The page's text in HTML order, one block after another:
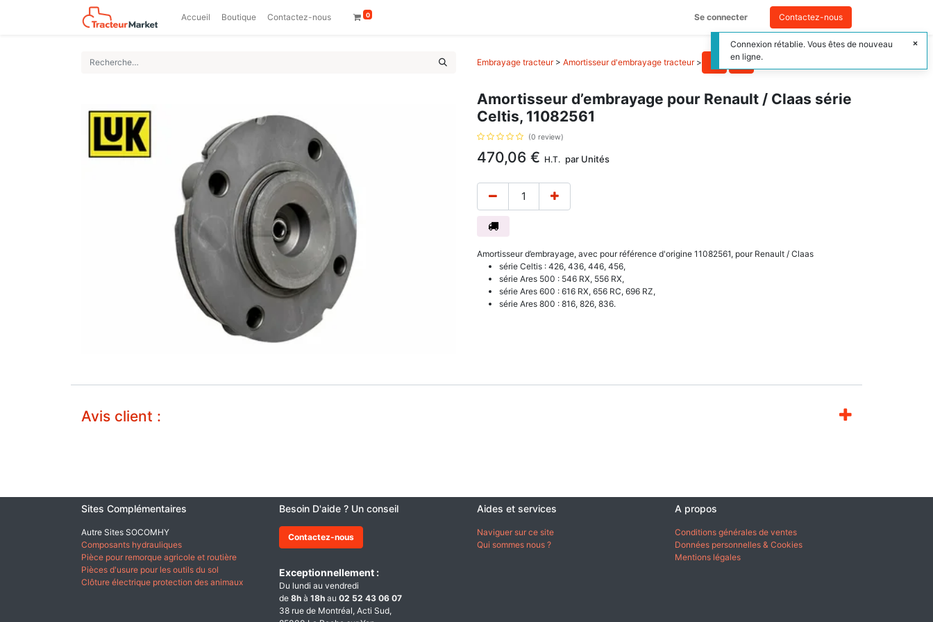
Accueil Boutique Contactez-nous 0 Se connecter Contactez-nous
Embrayage tracteur> Amortisseur d'embrayage tracteur>
Amortisseur d’embrayage pour Renault / Claas série
Celtis, 11082561
(0 review)
470,06 € H.T. par Unités
Amortisseur d’embrayage, avec pour référence d'origine 11082561, pour Renault / Claas
série Celtis : 426, 436, 446, 456,
série Ares 500 : 546 RX, 556 RX,
série Ares 600 : 616 RX, 656 RC, 696 RZ,
série Ares 800 : 816, 826, 836.
Avis client :
Sites Complémentaires
Autre Sites SOCOMHY
Composants hydrauliques
Pièce pour remorque agricole et routière
Pièces d'usure pour les outils du sol
Clôture électrique protection des animaux
Besoin D'aide ? Un conseil
Contactez-nous
Exceptionnellement :
Du lundi au vendredi
de 8h à 18h au 02 52 43 06 07
38 rue de Montréal, Acti Sud,
Aides et services
Naviguer sur ce site
Qui sommes nous ?
A propos
Conditions générales de ventes
Données personnelles & Cookies
Mentions légales
Connexion rétablie. Vous êtes de nouveau
en ligne.